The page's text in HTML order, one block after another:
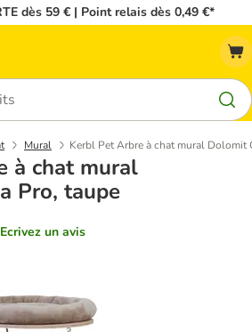
dès 59 € | Point relais dès 0,49 €*
Mural Kerbl Pet Arbre à chat mural Dolomit
à chat mural
Pro, taupe
Ecrivez un avis